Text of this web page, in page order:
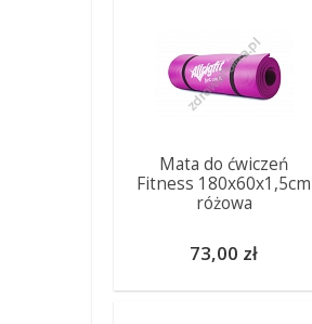
Mata do ćwiczeń
Fitness 180x60x1,5cm
różowa
73,00 zł